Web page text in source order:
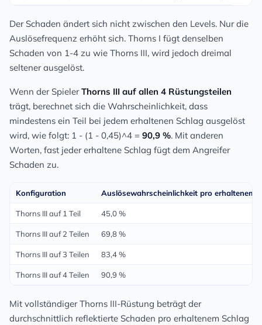
Der Schaden ändert sich nicht zwischen den Levels. Nur die
Auslösefrequenz erhöht sich. Thorns I fügt denselben
Schaden von 1-4 zu wie Thorns III, wird jedoch dreimal
seltener ausgelöst.
Wenn der SpielerThorns III auf allen 4 Rüstungsteilen
trägt, berechnet sich die Wahrscheinlichkeit, dass
mindestens ein Teil bei jedem erhaltenen Schlag ausgelöst
wird, wie folgt: 1 - (1 - 0,45)^4 = 90,9 %. Mit anderen
Worten, fast jeder erhaltene Schlag fügt dem Angreifer
Schaden zu.
Konfiguration Auslösewahrscheinlichkeit pro erhaltenem
Thorns III auf 1 Teil 45,0 %
Thorns III auf 2 Teilen 69,8 %
Thorns III auf 3 Teilen 83,4 %
Thorns III auf 4 Teilen 90,9 %
Mit vollständiger Thorns III-Rüstung beträgt der
durchschnittlich reflektierte Schaden pro erhaltenem Schlag